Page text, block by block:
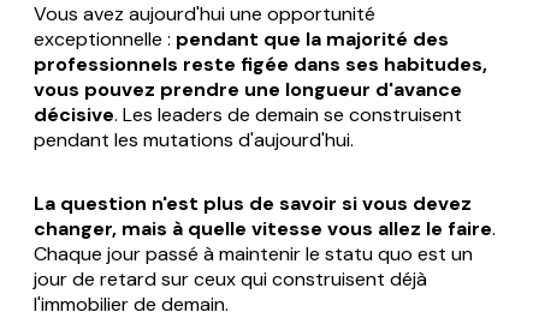
Vous avez aujourd'hui une opportunité
exceptionnelle : pendant que la majorité des
professionnels reste figée dans ses habitudes,
vous pouvez prendre une longueur d'avance
décisive. Les leaders de demain se construisent
pendant les mutations d'aujourd'hui.
La question n'est plus de savoir si vous devez
changer, mais à quelle vitesse vous allez le faire.
Chaque jour passé à maintenir le statu quo est un
jour de retard sur ceux qui construisent déjà
l'immobilier de demain.